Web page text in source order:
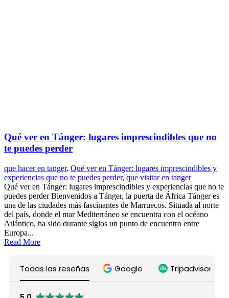
Qué ver en Tánger: lugares imprescindibles que no
te puedes perder
que hacer en tanger, Qué ver en Tánger: lugares imprescindibles y
experiencias que no te puedes perder, que visitar en tanger
Qué ver en Tánger: lugares imprescindibles y experiencias que no te
puedes perder Bienvenidos a Tánger, la puerta de África Tánger es
una de las ciudades más fascinantes de Marruecos. Situada al norte
del país, donde el mar Mediterráneo se encuentra con el océano
Atlántico, ha sido durante siglos un punto de encuentro entre
Europa...
Read More
Todas las reseñas Google Tripadvisor